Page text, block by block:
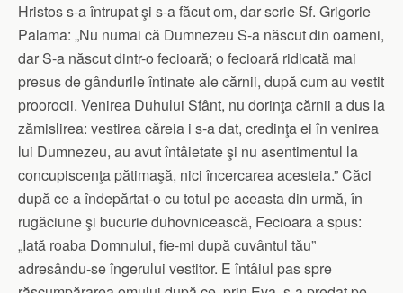
Hristos s-a întrupat şi s-a făcut om, dar scrie Sf. Grigorie
Palama: „Nu numai că Dumnezeu S-a născut din oameni,
dar S-a născut dintr-o fecioară; o fecioară ridicată mai
presus de gândurile întinate ale cărnii, după cum au vestit
proorocii. Venirea Duhului Sfânt, nu dorinţa cărnii a dus la
zămislirea: vestirea căreia i s-a dat, credinţa ei în venirea
lui Dumnezeu, au avut întâietate şi nu asentimentul la
concupiscenţa pătimaşă, nici încercarea acesteia.” Căci
după ce a îndepărtat-o cu totul pe aceasta din urmă, în
rugăciune şi bucurie duhovnicească, Fecioara a spus:
„Iată roaba Domnului, fie-mi după cuvântul tău”
adresându-se îngerului vestitor. E întâiul pas spre